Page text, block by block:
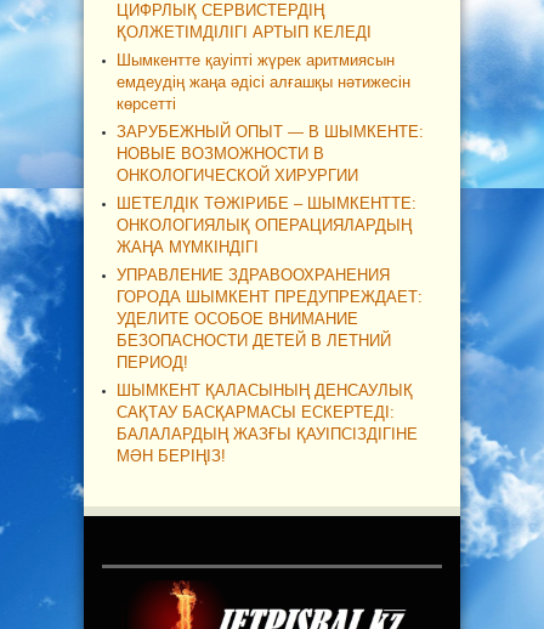
ЦИФРЛЫҚ СЕРВИСТЕРДІҢ
ҚОЛЖЕТІМДІЛІГІ АРТЫП КЕЛЕДІ
Шымкентте қауіпті жүрек аритмиясын
емдеудің жаңа әдісі алғашқы нәтижесін
көрсетті
ЗАРУБЕЖНЫЙ ОПЫТ — В ШЫМКЕНТЕ:
НОВЫЕ ВОЗМОЖНОСТИ В
ОНКОЛОГИЧЕСКОЙ ХИРУРГИИ
ШЕТЕЛДІК ТӘЖІРИБЕ – ШЫМКЕНТТЕ:
ОНКОЛОГИЯЛЫҚ ОПЕРАЦИЯЛАРДЫҢ
ЖАҢА МҮМКІНДІГІ
УПРАВЛЕНИЕ ЗДРАВООХРАНЕНИЯ
ГОРОДА ШЫМКЕНТ ПРЕДУПРЕЖДАЕТ:
УДЕЛИТЕ ОСОБОЕ ВНИМАНИЕ
БЕЗОПАСНОСТИ ДЕТЕЙ В ЛЕТНИЙ
ПЕРИОД!
ШЫМКЕНТ ҚАЛАСЫНЫҢ ДЕНСАУЛЫҚ
САҚТАУ БАСҚАРМАСЫ ЕСКЕРТЕДІ:
БАЛАЛАРДЫҢ ЖАЗҒЫ ҚАУІПСІЗДІГІНЕ
МӘН БЕРІҢІЗ!